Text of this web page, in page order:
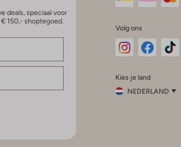
deals, speciaal voor
150,- shoptegoed.
Volg ons
Instagram
Kies je land
NEDERLAND